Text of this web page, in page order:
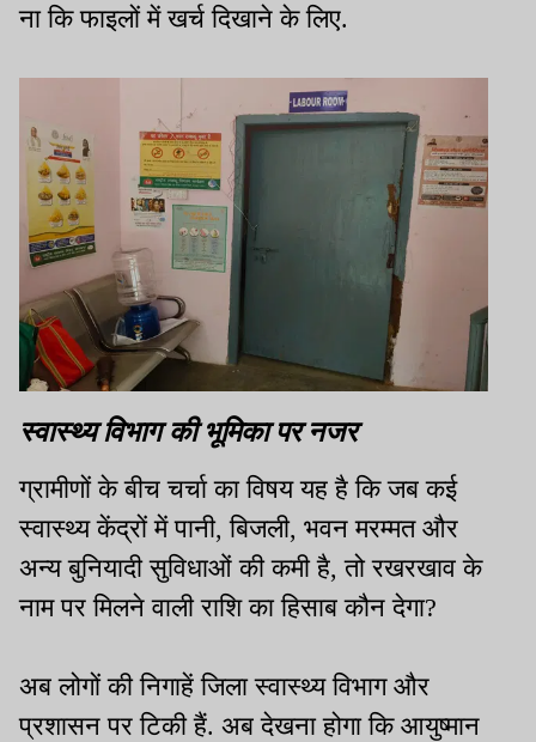
ना कि फाइलों में खर्च दिखाने के लिए.
स्वास्थ्य विभाग की भूमिका पर नजर
ग्रामीणों के बीच चर्चा का विषय यह है कि जब कई
स्वास्थ्य केंद्रों में पानी, बिजली, भवन मरम्मत और
अन्य बुनियादी सुविधाओं की कमी है, तो रखरखाव के
नाम पर मिलने वाली राशि का हिसाब कौन देगा?
अब लोगों की निगाहें जिला स्वास्थ्य विभाग और
प्रशासन पर टिकी हैं. अब देखना होगा कि आयुष्मान